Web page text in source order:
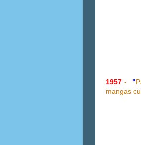
1957 - "
mangas